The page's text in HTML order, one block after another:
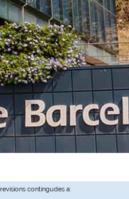
contingudes a: